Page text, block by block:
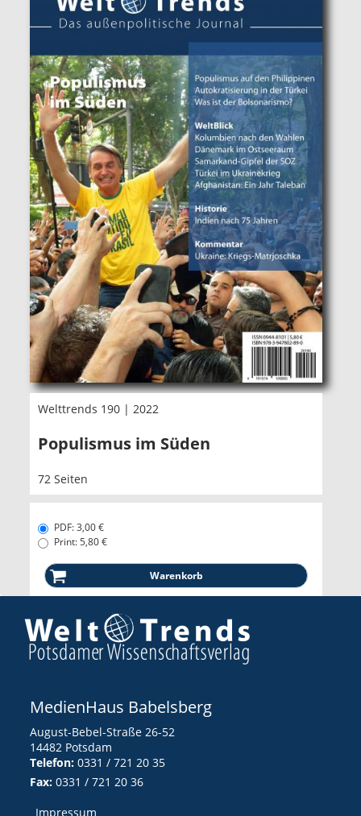
Welttrends 190 | 2022
Populismus im Süden
72 Seiten
PDF: 3,00 €
Print: 5,80 €
MedienHaus Babelsberg
August-Bebel-Straße 26-52
14482 Potsdam
Telefon: 0331 / 721 20 35
Fax: 0331 / 721 20 36
Impressum